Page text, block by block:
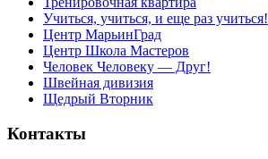
Учиться, учиться, и еще раз учиться!
Центр МарьинГрад
Центр Школа Мастеров
Человек Человеку — Друг!
Швейная дивизия
Щедрый Вторник
Контакты